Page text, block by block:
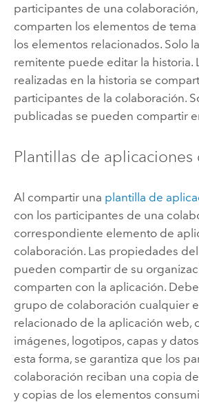
participantes de una
comparten los elementos de tema
los elementos relacionados. Solo
remitente puede editar la historia.
realizadas en la historia se
participantes de la colaboración.
publicadas se pueden compartir
Plantillas de
Al compartir una plantilla de
con los participantes de una
correspondiente elemento de
colaboración. Las propiedades
pueden compartir de su
comparten con la aplicación.
grupo de colaboración cualquier
relacionado de la aplicación web,
imágenes, logotipos, capas y
esta forma, se garantiza que los
colaboración reciban una copia
y copias de los elementos